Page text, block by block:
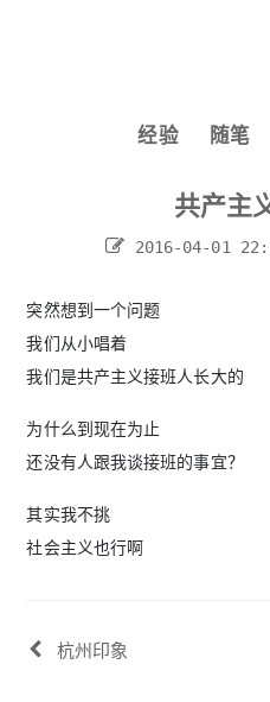
经验 随笔
共产主
2016-04-01
突然想到一个问题
我们从小唱着
我们是共产主义接班人长大的
为什么到现在为止
还没有人跟我谈接班的事宜？
其实我不挑
社会主义也行啊
杭州印象